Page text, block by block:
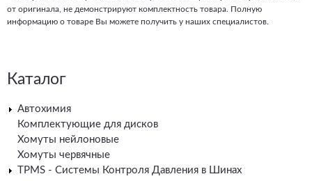
от оригинала, не демонстрируют комплектность товара. Полную
информацию о товаре Вы можете получить у наших специалистов.
Каталог
Автохимия
Комплектующие для дисков
Хомуты нейлоновые
Хомуты червячные
TPMS - Системы Контроля Давления в Шинах